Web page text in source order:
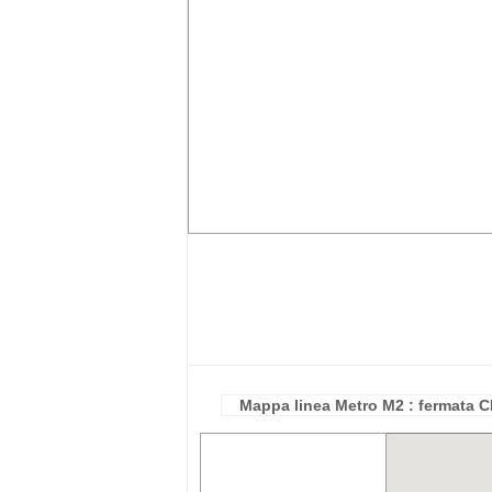
Mappa linea Metro M2 : fermata